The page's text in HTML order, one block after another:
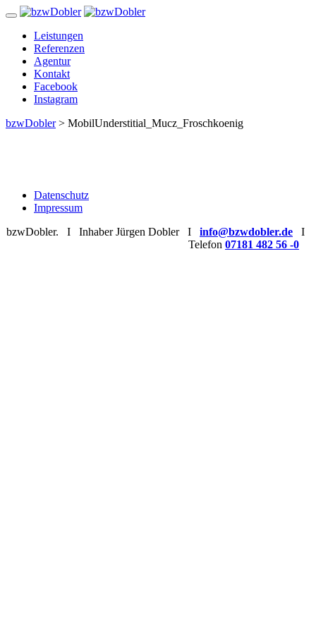
Zum
Leistungen
Referenzen
Agentur
Kontakt
Facebook
Instagram
bzwDobler> MobilUnderstitial_Mucz_Froschkoenig
Datenschutz
Impressum
bzwDobler. I Inhaber Jürgen Dobler I info@bzwdobler.de I
Telefon 07181 482 56 -0